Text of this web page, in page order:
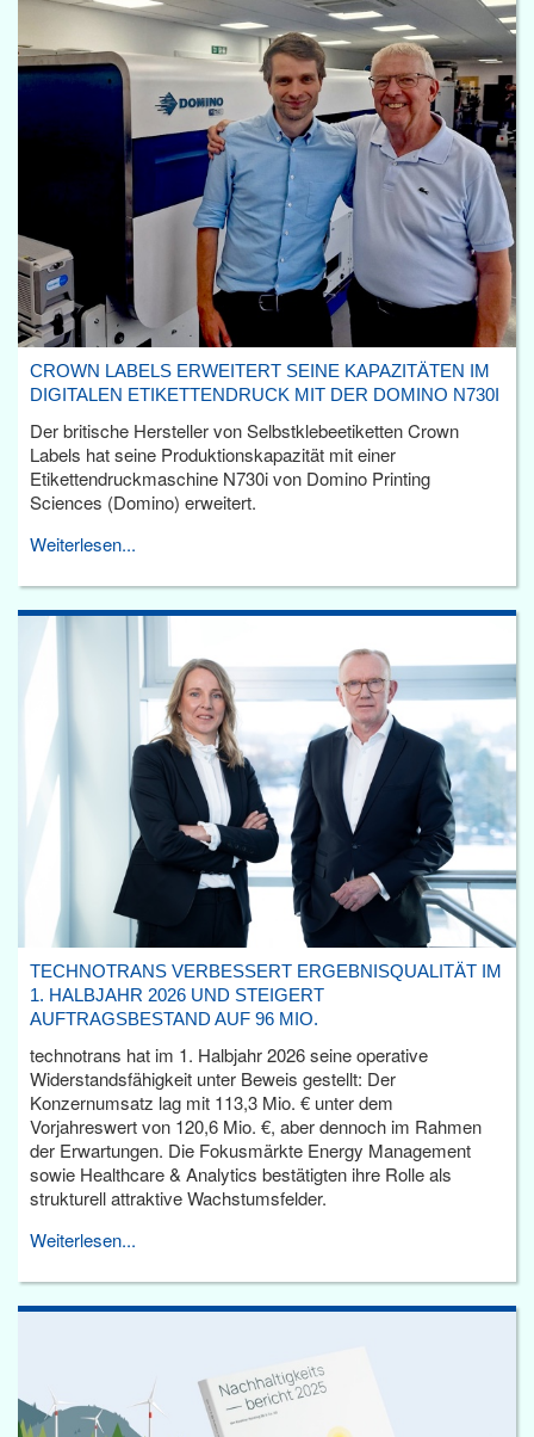
CROWN LABELS ERWEITERT SEINE KAPAZITÄTEN IM
DIGITALEN ETIKETTENDRUCK MIT DER DOMINO N730I
Der britische Hersteller von Selbstklebeetiketten Crown
Labels hat seine Produktionskapazität mit einer
Etikettendruckmaschine N730i von Domino Printing
Sciences (Domino) erweitert.
Weiterlesen...
TECHNOTRANS VERBESSERT ERGEBNISQUALITÄT IM
1. HALBJAHR 2026 UND STEIGERT
AUFTRAGSBESTAND AUF 96 MIO.
technotrans hat im 1. Halbjahr 2026 seine operative
Widerstandsfähigkeit unter Beweis gestellt: Der
Konzernumsatz lag mit 113,3 Mio. € unter dem
Vorjahreswert von 120,6 Mio. €, aber dennoch im Rahmen
der Erwartungen. Die Fokusmärkte Energy Management
sowie Healthcare & Analytics bestätigten ihre Rolle als
strukturell attraktive Wachstumsfelder.
Weiterlesen...